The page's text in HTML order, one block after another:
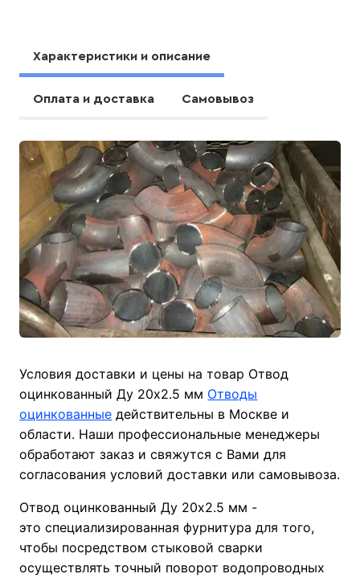
Характеристики и описание
Оплата и доставка Самовывоз
Условия доставки и цены на товар Отвод
оцинкованный Ду 20х2.5 мм Отводы
оцинкованные действительны в Москве и
области. Наши профессиональные менеджеры
обработают заказ и свяжутся с Вами для
согласования условий доставки или самовывоза.
Отвод оцинкованный Ду 20х2.5 мм -
это специализированная фурнитура для того,
чтобы посредством стыковой сварки
осуществлять точный поворот водопроводных